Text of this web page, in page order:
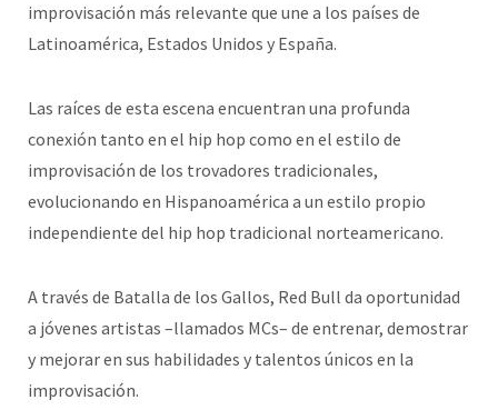
improvisación más relevante que une a los países de
Latinoamérica, Estados Unidos y España.
Las raíces de esta escena encuentran una profunda
conexión tanto en el hip hop como en el estilo de
improvisación de los trovadores tradicionales,
evolucionando en Hispanoamérica a un estilo propio
independiente del hip hop tradicional norteamericano.
A través de Batalla de los Gallos, Red Bull da oportunidad
a jóvenes artistas –llamados MCs– de entrenar, demostrar
y mejorar en sus habilidades y talentos únicos en la
improvisación.